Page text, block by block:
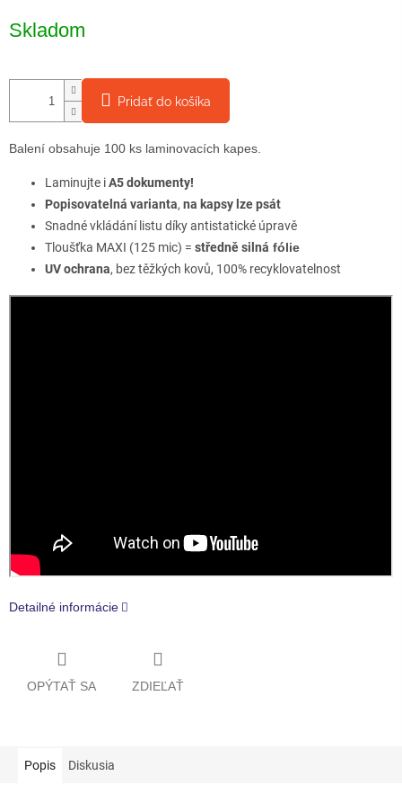
cena:
Skladom
Pridať do košíka
Balení obsahuje 100 ks laminovacích kapes.
Laminujte iA5 dokumenty!
Popisovatelná varianta, na kapsy lze psát
Snadné vkládání listu díky antistatické úpravě
Tloušťka MAXI (125 mic) = středně silná fólie
UV ochrana, bez těžkých kovů, 100% recyklovatelnost
Detailné informácie
OPÝTAŤ SA ZDIEĽAŤ
Popis Diskusia